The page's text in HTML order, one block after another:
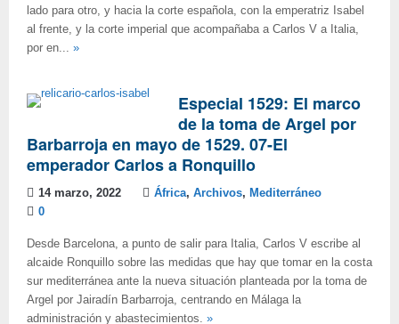
lado para otro, y hacia la corte española, con la emperatriz Isabel
al frente, y la corte imperial que acompañaba a Carlos V a Italia,
por en... »
Especial 1529: El marco
de la toma de Argel por
Barbarroja en mayo de 1529. 07-El
emperador Carlos a Ronquillo
14 marzo, 2022 África, Archivos, Mediterráneo
0
Desde Barcelona, a punto de salir para Italia, Carlos V escribe al
alcaide Ronquillo sobre las medidas que hay que tomar en la costa
sur mediterránea ante la nueva situación planteada por la toma de
Argel por Jairadín Barbarroja, centrando en Málaga la
administración y abastecimientos. »